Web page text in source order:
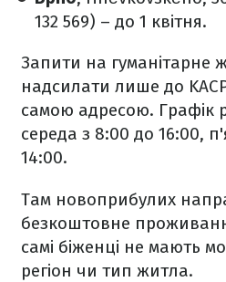
132 569) – до 1 квітня.
Запити на гуманітарне
надсилати лише до
самою адресою. Графік
середа з 8:00 до 16:00,
14:00.
Там новоприбулих
безкоштовне
самі біженці не мають
регіон чи тип житла.